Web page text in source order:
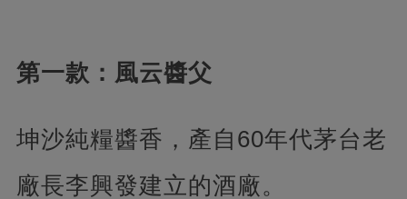
第一款：風云醬父
坤沙純糧醬香，產自60年代茅台老
廠長李興發建立的酒廠。